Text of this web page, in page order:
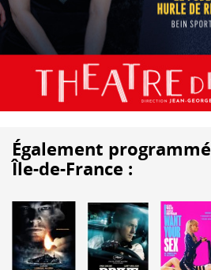
Également
Île-de-France :